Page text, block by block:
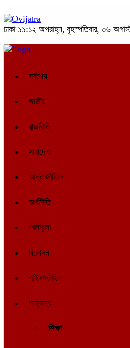
ঢাকা ১১:১২ অপরাহ্ন, বৃহস্পতিবার, ০৬
সর্বশেষ
জাতীয়
রাজনীতি
সারাদেশ
আন্তর্জাতিক
অর্থনীতি
খেলাধুলা
বিনোদন
লাইফস্টাইল
অন্যান্য
শিক্ষা